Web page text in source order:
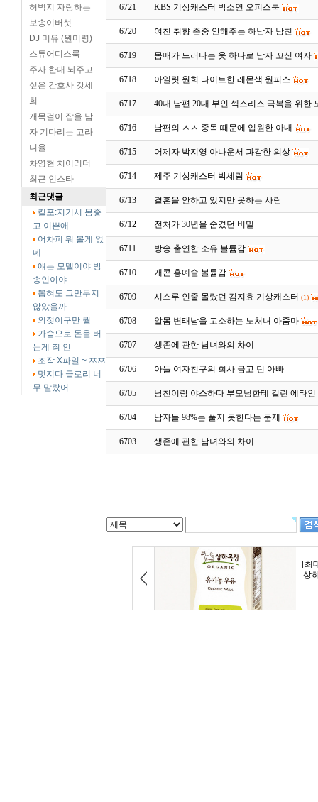
허벅지 자랑하는
보송이버섯
DJ 미유 (원미령)
스튜어디스룩
주사 한대 놔주고
싶은 간호사 갓세
희
개목걸이 잡을 남
자 기다리는 고라
니율
차영현 치어리더
최근 인스타
최근댓글
킬포:저기서 몸좋
고 이쁜애
어차피 뭐 볼게 없
네
얘는 모델이야 방
송인이야
뽑혀도 그만두지
않았을까.
의젖이구만 뭘
가슴으로 돈을 버
는게 죄 인
조작 X파일 ~ ㅉㅉ
멋지다 글로리 너
무 말랐어
6721 KBS 기상캐스터 박소연 오피스룩
6720 여친 취향 존중 안해주는 하남자 남친
6719 몸매가 드러나는 옷 하나로 남자 꼬신 여자
6718 아일릿 원희 타이트한 레몬색 원피스
6717 40대 남편 20대 부인 섹스리스 극복을 위한
6716 남편의 ㅅㅅ 중독 때문에 입원한 아내
6715 어제자 박지영 아나운서 과감한 의상
6714 제주 기상캐스터 박세림
6713 결혼을 안하고 있지만 못하는 사람
6712 전처가 30년을 숨겼던 비밀
6711 방송 출연한 소유 볼륨감
6710 개콘 홍예슬 볼륨감
6709 시스루 인줄 몰랐던 김지효 기상캐스터 (1)
6708 알몸 변태남을 고소하는 노처녀 아줌마
6707 생존에 관한 남녀와의 차이
6706 아들 여자친구의 회사 금고 턴 아빠
6705 남친이랑 야스하다 부모님한테 걸린 에타인
6704 남자들 98%는 풀지 못한다는 문제
6703 생존에 관한 남녀와의 차이